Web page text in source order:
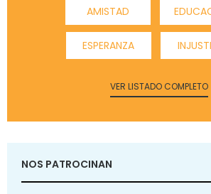
AMISTAD
ESPERANZA
VER LISTADO COMPLETO
NOS PATROCINAN